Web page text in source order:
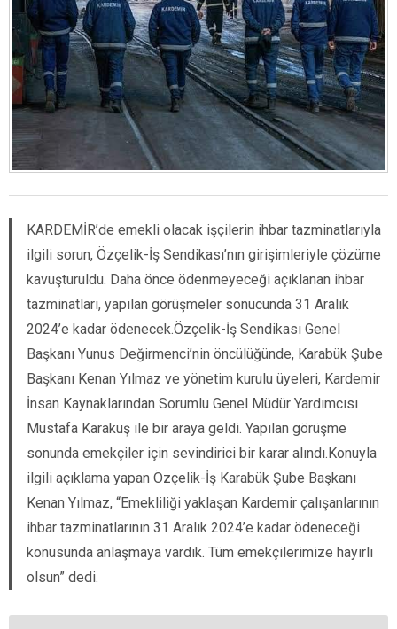
KARDEMİR’de emekli olacak işçilerin ihbar tazminatlarıyla
ilgili sorun, Özçelik-İş Sendikası’nın girişimleriyle çözüme
kavuşturuldu. Daha önce ödenmeyeceği açıklanan ihbar
tazminatları, yapılan görüşmeler sonucunda 31 Aralık
2024’e kadar ödenecek.Özçelik-İş Sendikası Genel
Başkanı Yunus Değirmenci’nin öncülüğünde, Karabük Şube
Başkanı Kenan Yılmaz ve yönetim kurulu üyeleri, Kardemir
İnsan Kaynaklarından Sorumlu Genel Müdür Yardımcısı
Mustafa Karakuş ile bir araya geldi. Yapılan görüşme
sonunda emekçiler için sevindirici bir karar alındı.Konuyla
ilgili açıklama yapan Özçelik-İş Karabük Şube Başkanı
Kenan Yılmaz, “Emekliliği yaklaşan Kardemir çalışanlarının
ihbar tazminatlarının 31 Aralık 2024’e kadar ödeneceği
konusunda anlaşmaya vardık. Tüm emekçilerimize hayırlı
olsun” dedi.